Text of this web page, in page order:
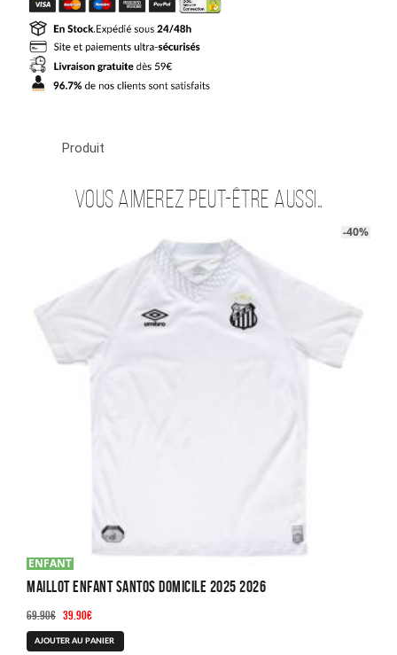
Enfant
Santos
Domicile
2025
2026
Produit
Vous aimerez peut-être aussi…
-40%
ENFANT
Maillot Enfant Santos Domicile 2025 2026
69.90€ Le
prix
initial
39.90€Le
prix
actuel
AJOUTER AU PANIER